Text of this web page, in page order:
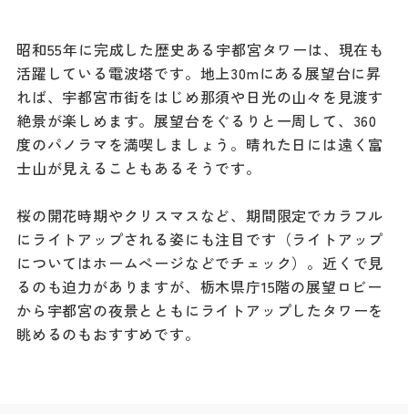
昭和55年に完成した歴史ある宇都宮タワーは、現在も
活躍している電波塔です。地上30mにある展望台に昇
れば、宇都宮市街をはじめ那須や日光の山々を見渡す
絶景が楽しめます。展望台をぐるりと一周して、360
度のパノラマを満喫しましょう。晴れた日には遠く富
士山が見えることもあるそうです。
桜の開花時期やクリスマスなど、期間限定でカラフル
にライトアップされる姿にも注目です（ライトアップ
についてはホームぺージなどでチェック）。近くで見
るのも迫力がありますが、栃木県庁15階の展望ロビー
から宇都宮の夜景とともにライトアップしたタワーを
眺めるのもおすすめです。
宿泊
アクセス
Languag
パンフレット
ダウンロード
お問い合わせ